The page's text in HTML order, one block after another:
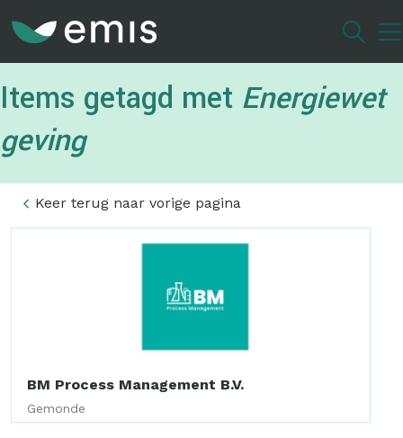
inhoud
Items getagd met Energiewet
geving
Keer terug naar vorige pagina
BM Process Management B.V.
Gemonde